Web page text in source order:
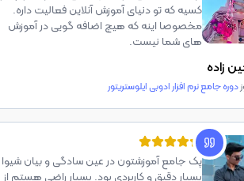
پک جامع آموزشتون در عین سادگی و بیان شیوا
دوره جامع نرم افزار ادوبی فتوشاپ